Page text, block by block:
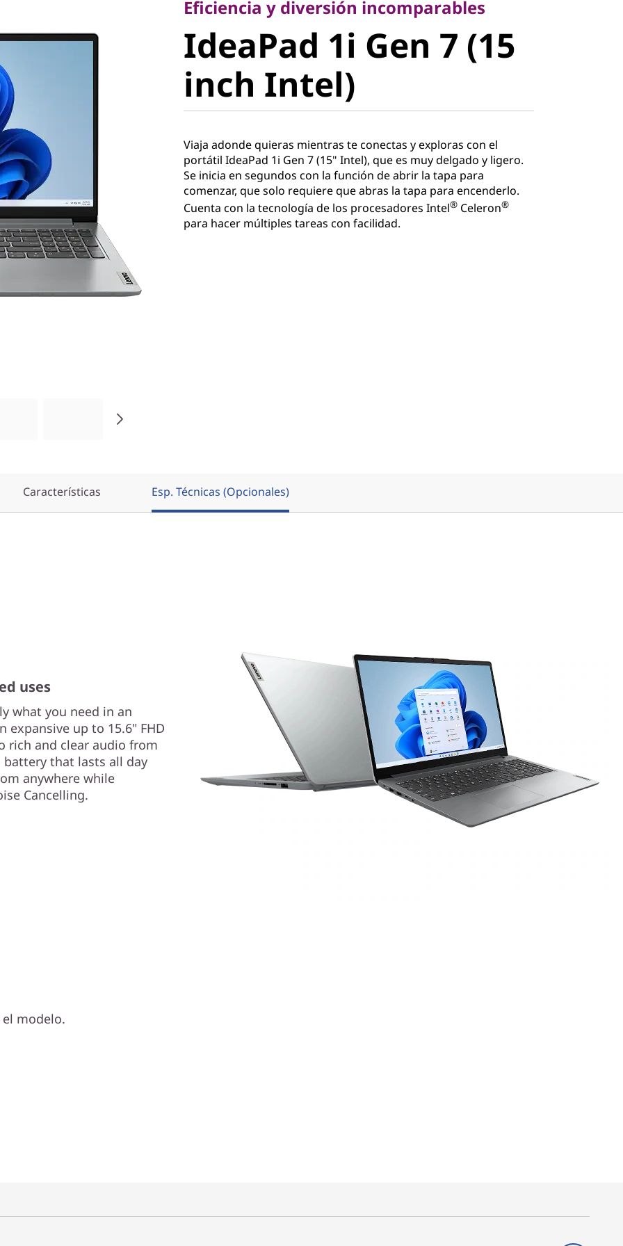
IdeaPad 1i Gen 7 (15
inch Intel)
Eficiencia y diversión incomparables
IdeaPad 1i Gen 7 (15
inch Intel)
Viaja adonde quieras mientras te conectas y exploras con el
portátil IdeaPad 1i Gen 7 (15" Intel), que es muy delgado y ligero.
Se inicia en segundos con la función de abrir la tapa para
comenzar, que solo requiere que abras la tapa para encenderlo.
Cuenta con la tecnología de los procesadores Intel® Celeron®
para hacer múltiples tareas con facilidad.
Características Esp. Técnicas (Opcionales)
uses
what you need in an
expansive up to 15.6" FHD
rich and clear audio from
that lasts all day
anywhere while
Cancelling.
modelo.